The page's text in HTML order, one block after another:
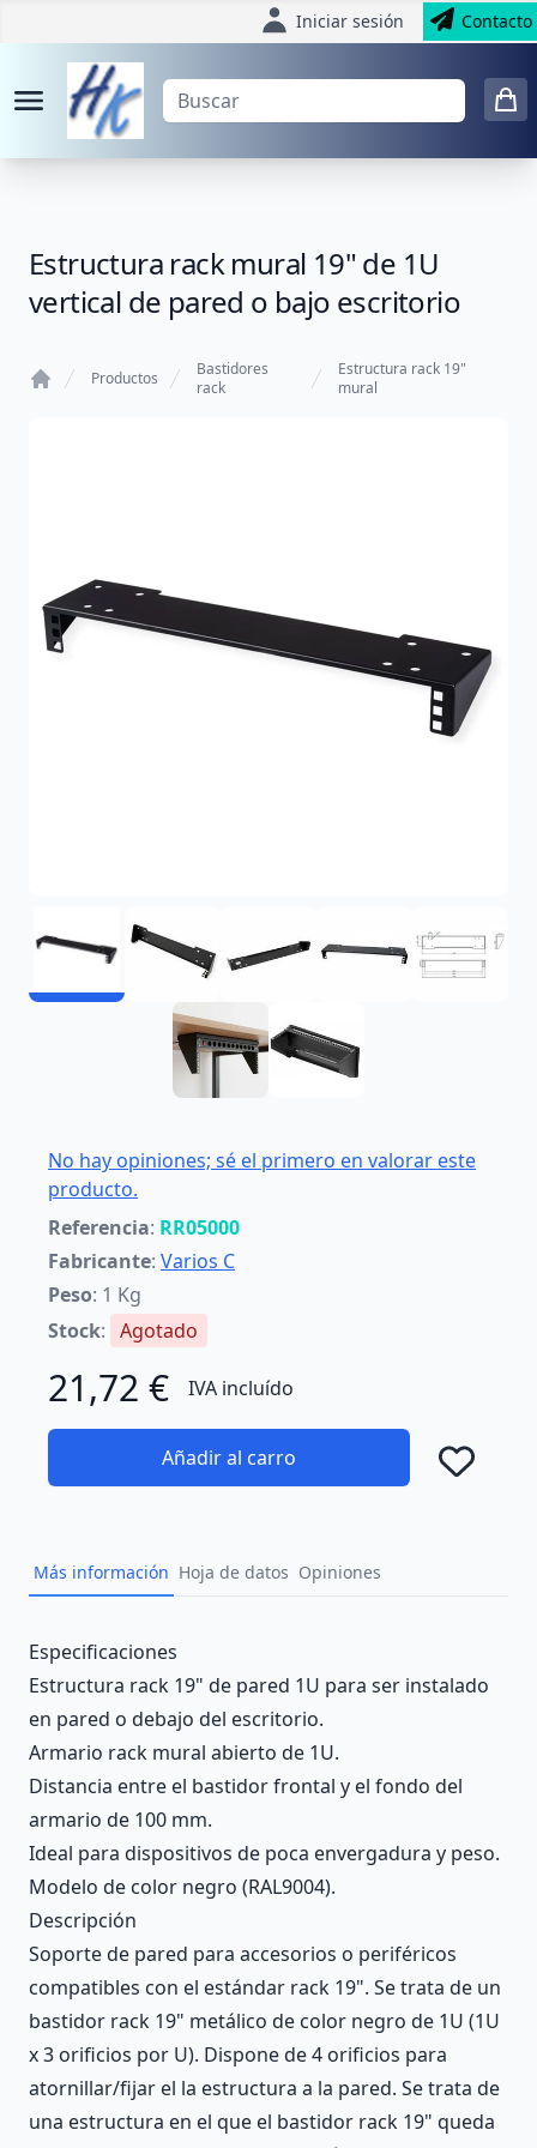
Iniciar sesión Contacto
Estructura rack mural 19" de 1U
vertical de pared o bajo escritorio
Productos
Bastidores
rack
Estructura rack 19"
mural
No hay opiniones; sé el primero en valorar este
producto.
Referencia: RR05000
Fabricante: Varios C
Peso: 1 Kg
Stock: Agotado
21,72 € IVA incluído
Añadir al carro
Más información Hoja de datos Opiniones
Description
Especificaciones
Estructura rack 19" de pared 1U para ser instalado
en pared o debajo del escritorio.
Armario rack mural abierto de 1U.
Distancia entre el bastidor frontal y el fondo del
armario de 100 mm.
Ideal para dispositivos de poca envergadura y peso.
Modelo de color negro (RAL9004).
Descripción
Soporte de pared para accesorios o periféricos
compatibles con el estándar rack 19". Se trata de un
bastidor rack 19" metálico de color negro de 1U (1U
x 3 orificios por U). Dispone de 4 orificios para
atornillar/fijar el la estructura a la pared. Se trata de
una estructura en el que el bastidor rack 19" queda